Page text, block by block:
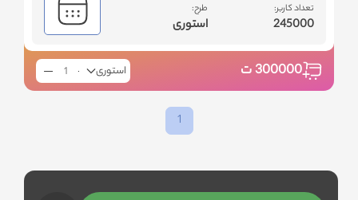
تعداد کاربر:
245000
طرح:
استوری
300000ت استوری
1